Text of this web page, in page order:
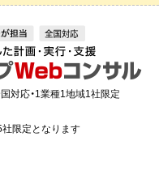
対応・1業種1地域1社限定
限定となります